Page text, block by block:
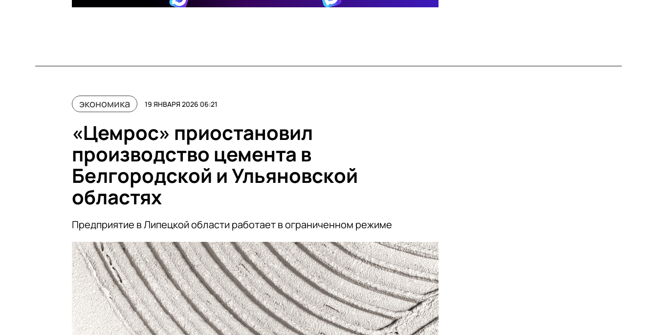
экономика 19 ЯНВАРЯ 2026 06:21
«Цемрос» приостановил
производство цемента в
Белгородской и Ульяновской
областях
Предприятие в Липецкой области работает в ограниченном режиме